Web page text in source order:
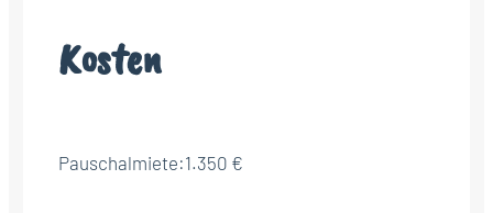
Kosten
Pauschalmiete:1.350 €